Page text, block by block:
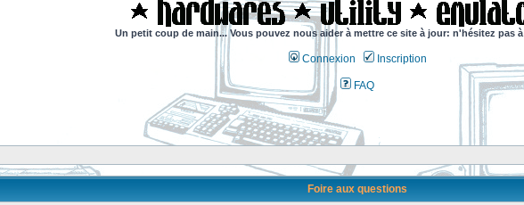
Un petit coup de main... Vous pouvez nous aider à mettre ce site à jour: n'hésitez pas à
Connexion Inscription
FAQ
Foire aux questions